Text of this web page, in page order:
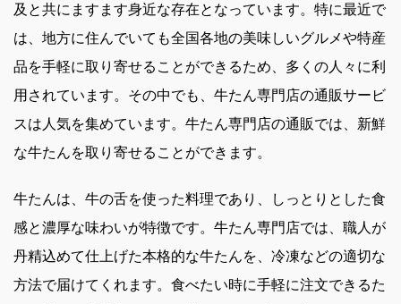
及と共にますます身近な存在となっています。 特に最近で
は、地方に住んでいても全国各地の美味しいグルメや特産
品を手軽に取り寄せることができるため、多くの人々に利
用されています。その中でも、牛たん専門店の通販サービ
スは人気を集めています。牛たん専門店の通販では、新鮮
な牛たんを取り寄せることができます。
牛たんは、牛の舌を使った料理であり、しっとりとした食
感と濃厚な味わいが特徴です。牛たん専門店では、職人が
丹精込めて仕上げた本格的な牛たんを、冷凍などの適切な
方法で届けてくれます。食べたい時に手軽に注文できるた